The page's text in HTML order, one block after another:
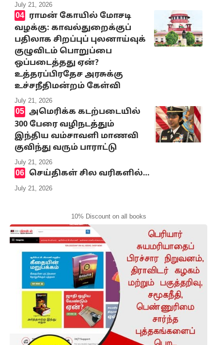
July 21, 2026
ராமன் கோயில் மோசடி
வழக்கு: காவல்துறைக்குப்
பதிலாக சிறப்புப் புலனாய்வுக்
குழுவிடம் பொறுப்பை
ஒப்படைத்தது ஏன்?
உத்தரப்பிரதேச அரசுக்கு
உச்சநீதிமன்றம் கேள்வி
July 21, 2026
அமெரிக்க கடற்படையில்
300 பேரை வழிநடத்தும்
இந்திய வம்சாவளி மாணவி
குவிந்து வரும் பாராட்டு
July 21, 2026
செய்திகள் சில வரிகளில்…
July 21, 2026
10% Discount on all books